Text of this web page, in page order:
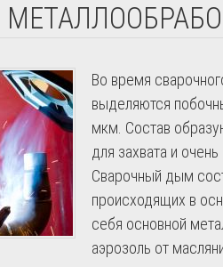
Во время
выделяются
мкм. Состав
для захвата и
Сварочный дым
происходящих в
себя основной
аэрозоль от